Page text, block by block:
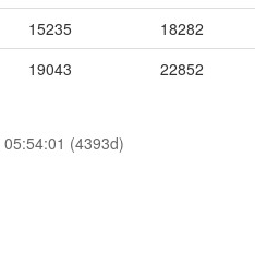
15235 18282
19043 22852
(4393d)